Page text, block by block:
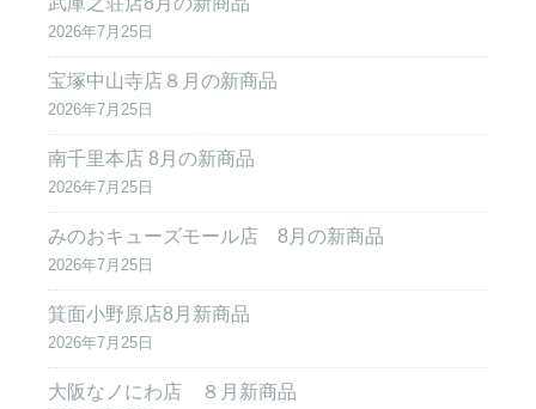
2026年7月25日
宝塚中山寺店８月の新商品
2026年7月25日
南千里本店 8月の新商品
2026年7月25日
みのおキューズモール店 8月の新商品
2026年7月25日
箕面小野原店8月新商品
2026年7月25日
大阪なノにわ店 ８月新商品